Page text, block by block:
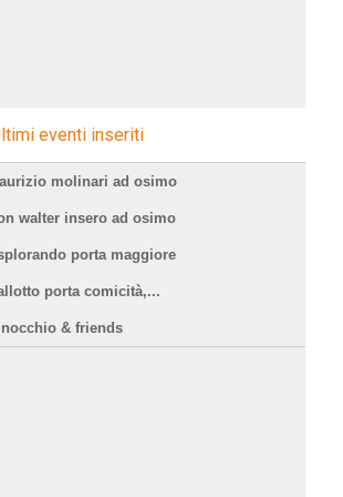
eventi inseriti
molinari ad osimo
walter insero ad osimo
porta maggiore
porta comicità,...
& friends